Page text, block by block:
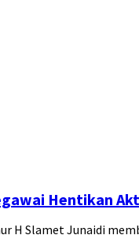
Hentikan
H Slamet Junaidi